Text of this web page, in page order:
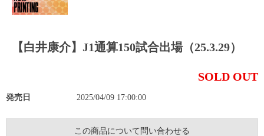
【白井康介】J1通算150試合出場（25.3.29）
SOLD OUT
発売日 2025/04/09 17:00:00
この商品について問い合わせる